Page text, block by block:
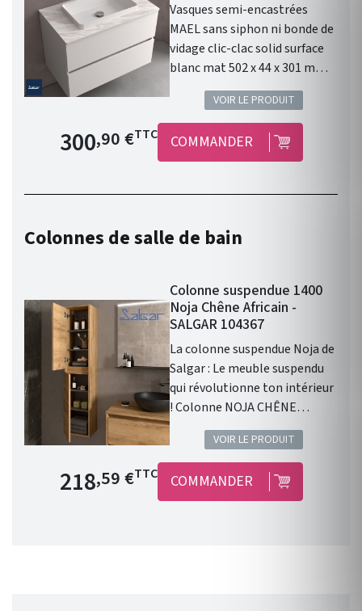
Vasques semi-encastrées
MAEL sans siphon ni bonde de
vidage clic-clac solid surface
blanc mat 502 x 44 x 301 mm :
un élément design pour votre
salle de bain.VOIR LE PRODUIT
Prix de base
300,90 €TTC COMMANDER
Colonnes de salle de bain
Colonne suspendue 1400
Noja Chêne Africain -
SALGAR 104367
La colonne suspendue Noja de
Salgar : Le meuble suspendu
qui révolutionne ton intérieur
! Colonne NOJA CHÊNE
AFRICAIN. Gamme: NOJA .
Finition: Chêne Africain . 2
portes . Fermeture amortie.
Meuble suspendu . Chants du
meuble : en PVC et colle PUR .
VOIR LE PRODUIT
Prix de base
218,59 €TTC COMMANDER